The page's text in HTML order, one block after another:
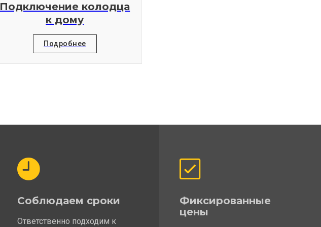
Подключение колодца
к дому
Подробнее
Соблюдаем сроки
Ответственно подходим к
Фиксированные
цены